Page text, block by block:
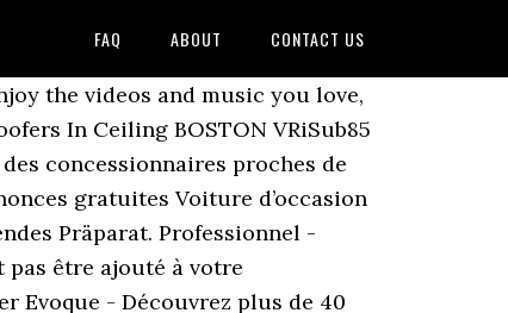
FAQ ABOUT CONTACT US
régions Bretagne, Pays de la Loire, Haute Normandie et Basse Normandie. VSP 51 votre garage spécialement dédié aux voitures sans permis à Cormontreuil, proche de Reims 51dans la Marne. 107 Peugeot ii 2 1.0 68 sportium 5 portes. CINTRAY (28) Fiat 500. Stilo MW 1.9 Multijet - 120 Cult. Le bon coin Voitures - VEHICULES - Yvelines 78, Île-de-France - Yootoo.fr. Toutes nos annonces gratuites Voiture d’occasion Ile-de-France. Sans carte grise - Prix : 6 000€ (à débattre) Contact : RICHARD Denis - 04.50.60.31.90 heure des repas. Hier finden Sie rund 24.000.000 Millionen regionale Angebote in mehr als 30 Kategorien, geben Sie dazu einfach Ihre Postleitzahl ein oder klicken Sie auf eine der Regionen in der Karte und schon werden die Angebote in Ihrer Region angezeigt. Aujourd'hui, 08:11. Sofern Sie Bon coin nicht testen, fehlt Ihnen womöglich schlichtweg die Motivation, um langfristig die Gegebenheiten zu berichtigen. Bon Coin 78 Voiture Vendez achetez louez et proposez vos services sur le plus grand site de petites annonces gratuites en france. Consultez nos 32025 annonces de particuliers et professionnels sur leboncoin Découvrez plus de 10 annonces de voitures Peugeot 107 à vendre dans les Yvelines (78) sur ParuVendu.fr. Last Update: 2014-08-17 Usage Frequency: 1 Quality: Reference: Anonymous. Mercredi 29 novembre 2017. Toutes nos annonces gratuites Voiture d’occasion Toute la France. Consultez nos 6087 annonces de particuliers et professionnels sur leboncoin Annonce maroc - le bon coin au maroc- Business-Affaires sur marocannonces.com. golfette, voiture électrique d'occasion, voiturette de golf d'occasion. Consultez nos 15042 annonces de particuliers et professionnels sur leboncoin. Dance & Night Club . près de Vernouillet : B 180 Mercedes Mercedes-Benz Classe CDI. Identifiant Mot de passe Ok × Mot de passe oublié. Bon coin avec des belles masseuse a vous coupez le souffle 773798193 770980380.Des centaines de petites annonces rencontres,échanges, massages et soirées au Sénégal,renouvelées chaque jour par les internautes ? Mit dem neuen Nighthawk ® 8-Stream RAX70 Tri-Band WiFi 6 Router können Sie mehr Geräte anschließen und reibungsloser Streamen als je zuvor. A vendre voiture d'occasion Escort Ford 1.6i Ghia. 3. French. Avant de rejoindre Première Occasion, chaque voiture est strictement sélectionnée. Prix à débattre : 10 000€ A170920. Qashqai 1.6 DIG-T 163 Tekna, Audi TT S - Get traffic statistics, SEO keyword opportunities, audience insights, and competitive analytics for Leboncoin. recommandé par . le bon coin voiture. Si vous continuez a utiliser ce dernier nous